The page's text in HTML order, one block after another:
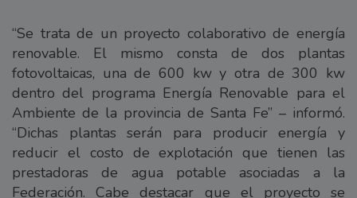
“Se trata de un proyecto colaborativo de energía
renovable. El mismo consta de dos plantas
fotovoltaicas, una de 600 kw y otra de 300 kw
dentro del programa Energía Renovable para el
Ambiente de la provincia de Santa Fe” – informó.
“Dichas plantas serán para producir energía y
reducir el costo de explotación que tienen las
prestadoras de agua potable asociadas a la
Federación. Cabe destacar que el proyecto se